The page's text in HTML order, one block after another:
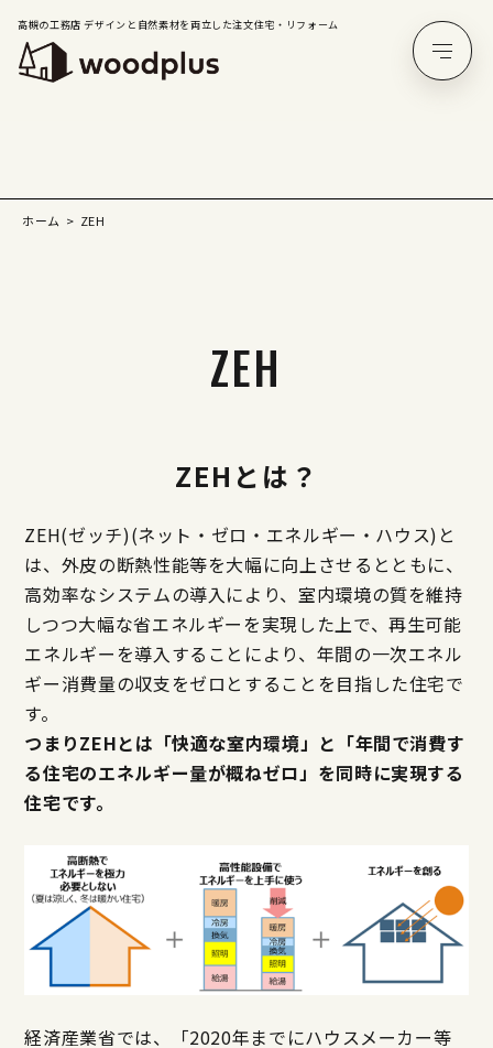
高槻の工務店 デザインと自然素材を両立した注文住宅・リフォーム
ホーム ZEH
ZEH
ZEHとは？
ZEH(ゼッチ)(ネット・ゼロ・エネルギー・ハウス)と
は、外皮の断熱性能等を大幅に向上させるとともに、
高効率なシステムの導入により、室内環境の質を維持
しつつ大幅な省エネルギーを実現した上で、再生可能
エネルギーを導入することにより、年間の一次エネル
ギー消費量の収支をゼロとすることを目指した住宅で
す。
つまりZEHとは「快適な室内環境」と「年間で消費す
る住宅のエネルギー量が概ねゼロ」を同時に実現する
住宅です。
経済産業省では、「2020年までにハウスメーカー等